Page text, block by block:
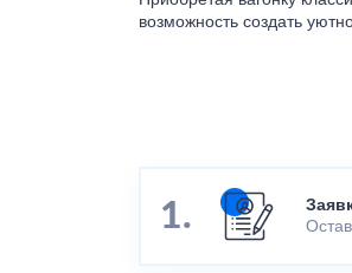
возможность создать